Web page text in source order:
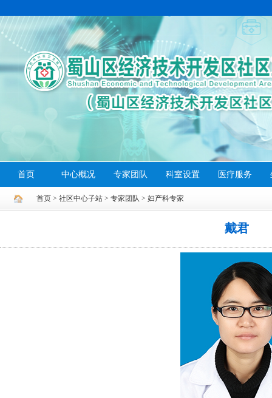
首页 中心概况 专家团队 科室设置 医疗服务
首页 > 社区中心子站 > 专家团队 > 妇产科专家
戴君